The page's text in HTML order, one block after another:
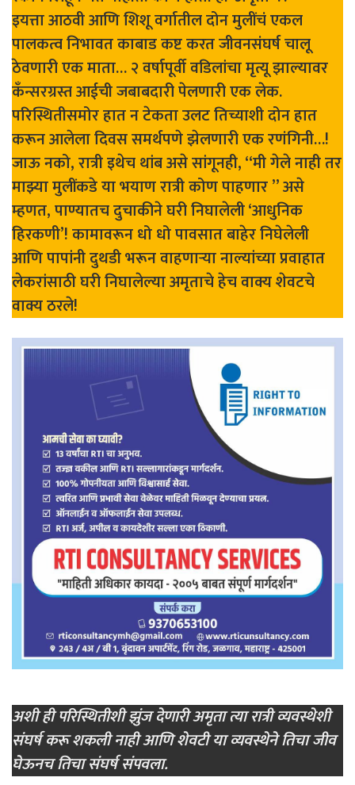
इयत्ता आठवी आणि शिशू वर्गातील दोन मुलींचं एकल
पालकत्व निभावत काबाड कष्ट करत जीवनसंघर्ष चालू
ठेवणारी एक माता… २ वर्षापूर्वी वडिलांचा मृत्यू झाल्यावर
कँन्सरग्रस्त आईची जबाबदारी पेलणारी एक लेक.
परिस्थितीसमोर हात न टेकता उलट तिच्याशी दोन हात
करून आलेला दिवस समर्थपणे झेलणारी एक रणंगिनी…!
जाऊ नको, रात्री इथेच थांब असे सांगूनही, “मी गेले नाही तर
माझ्या मुलींकडे या भयाण रात्री कोण पाहणार ” असे
म्हणत, पाण्यातच दुचाकीने घरी निघालेली ‘आधुनिक
हिरकणी’! कामावरून धो धो पावसात बाहेर निघेलेली
आणि पापांनी दुथडी भरून वाहणाऱ्या नाल्यांच्या प्रवाहात
लेकरांसाठी घरी निघालेल्या अमृताचे हेच वाक्य शेवटचे
वाक्य ठरले!
अशी ही परिस्थितीशी झुंज देणारी अमृता त्या रात्री व्यवस्थेशी
संघर्ष करू शकली नाही आणि शेवटी या व्यवस्थेने तिचा जीव
घेऊनच तिचा संघर्ष संपवला.